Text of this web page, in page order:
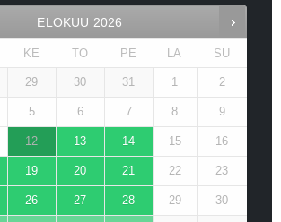
ELOKUU 2026
KE TO PE LA SU
29 30 31 1 2
5 6 7 8 9
12 13 14 15 16
19 20 21 22 23
26 27 28 29 30